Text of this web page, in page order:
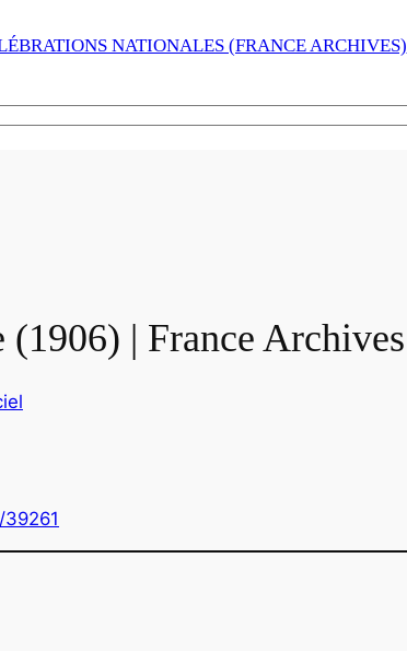
NATIONALES (FRANCE ARCHIVES)
| France Archives